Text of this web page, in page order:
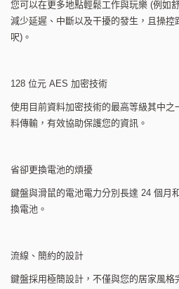
您可以在更多地點輕鬆工作與玩樂 (例如
減少延遲、中斷以及干擾的發生，且操
呎)。
128 位元 AES 加密技術
使用目前資料加密技術的最高等級其中
料傳輸，有效協助保護您的資訊。
省卻更換電池的煩擾
鍵盤與滑鼠的電池電力分別長達 24 個月
換電池。
流線、簡約的設計
鍵盤採用極簡設計，不僅與您的居家風格